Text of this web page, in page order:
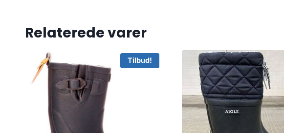
Relaterede varer
Tilbud!